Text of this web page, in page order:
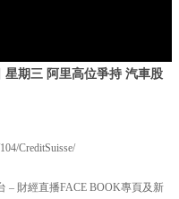
星期三 阿里高位爭持 汽車股
CreditSuisse/
– 財經直播FACE BOOK專頁及新